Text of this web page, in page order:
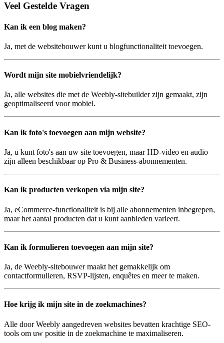
Veel Gestelde Vragen
Kan ik een blog maken?
Ja, met de websitebouwer kunt u blogfunctionaliteit toevoegen.
Wordt mijn site mobielvriendelijk?
Ja, alle websites die met de Weebly-sitebuilder zijn gemaakt, zijn
geoptimaliseerd voor mobiel.
Kan ik foto's toevoegen aan mijn website?
Ja, u kunt foto's aan uw site toevoegen, maar HD-video en audio
zijn alleen beschikbaar op Pro & Business-abonnementen.
Kan ik producten verkopen via mijn site?
Ja, eCommerce-functionaliteit is bij alle abonnementen inbegrepen,
maar het aantal producten dat u kunt aanbieden varieert.
Kan ik formulieren toevoegen aan mijn site?
Ja, de Weebly-sitebouwer maakt het gemakkelijk om
contactformulieren, RSVP-lijsten, enquêtes en meer te maken.
Hoe krijg ik mijn site in de zoekmachines?
Alle door Weebly aangedreven websites bevatten krachtige SEO-
tools om uw positie in de zoekmachine te maximaliseren.